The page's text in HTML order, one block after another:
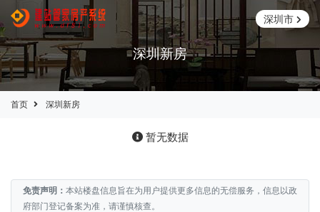
深圳市
深圳新房
首页 深圳新房
暂无数据
免责声明： 本站楼盘信息旨在为用户提供更多信息的无偿服务，信息以政
府部门登记备案为准，请谨慎核查。